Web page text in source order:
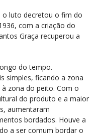
o luto decretou o fim do
com a criação do
Graça recuperou a
do tempo.
simples, ficando a zona
zona do peito. Com o
do produto e a maior
aumentaram
bordados. Houve a
a ser comum bordar o